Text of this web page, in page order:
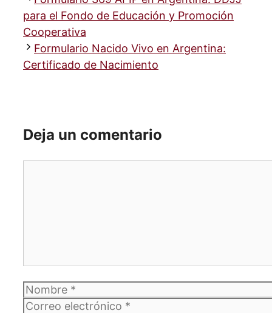
para el Fondo de Educación y Promoción
Cooperativa
Formulario Nacido Vivo en Argentina:
Certificado de Nacimiento
Deja un comentario
Nombre
Correo